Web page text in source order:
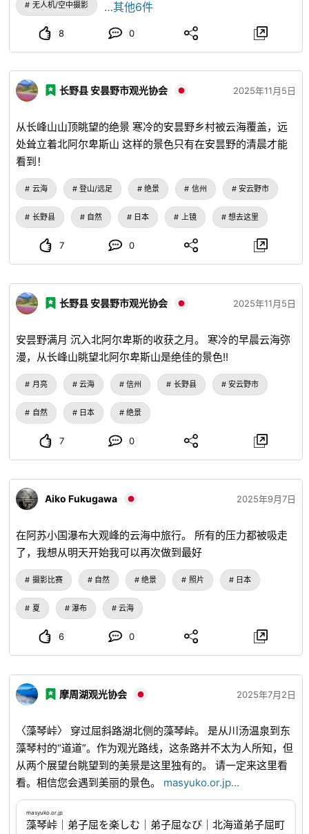
无人机/空中摄影 …其他6件
8 0
长野县 安昙野市观光协会 2025年11月5日
从长峰山山顶眺望的绝景 寒冷的安昙野乡村被云海覆盖，远
处耸立着北阿尔卑斯山 这样的景色只有在安昙野的清晨才能
看到！
云海 登山/远足 绝景 信州 安云野市
长野县 自然 日本 上镜 想去这里
7 0
长野县 安昙野市观光协会 2025年11月5日
安昙野满月 沉入北阿尔卑斯的收获之月。 寒冷的早晨云海弥
漫，从长峰山眺望北阿尔卑斯山是绝佳的景色!!
月亮 云海 信州 长野县 安云野市
自然 日本 绝景
7 0
Aiko Fukugawa 2025年9月7日
在阿苏小国瀑布大观峰的云海中旅行。 所有的压力都被吸走
了，我想从明天开始我可以再次做到最好
摄影比赛 自然 绝景 照片 日本
夏 瀑布 云海
6 0
摩周湖观光协会 2025年7月2日
〈藻琴峠〉 穿过屈斜路湖北侧的藻琴峠。 是从川汤温泉到东
藻琴村的“道道”。作为观光路线，这条路并不太为人所知，但
从两个展望台眺望到的美景是这里独有的。 请一定来这里看
看。相信您会遇到美丽的景色。 masyuko.or.jp...
masyuko.or.jp
藻琴峠｜弟子屈を楽しむ｜弟子屈なび｜北海道弟子屈町